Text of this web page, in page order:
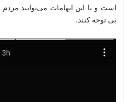
است و با این ابهامات می‌توانند
بی توجه کنند.